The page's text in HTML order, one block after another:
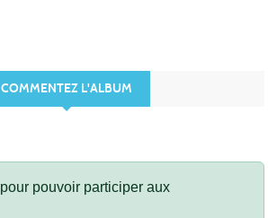
COMMENTEZ L'ALBUM
pour pouvoir participer aux